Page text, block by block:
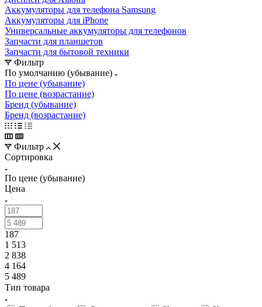
Запчасти для планшетов
Запчасти для бытовой техники
Фильтр
По умолчанию (убывание)
По цене (убывание)
По цене (возрастание)
Бренд (убывание)
Бренд (возрастание)
Фильтр
Сортировка
По цене (убывание)
Цена
187
1 513
2 838
4 164
5 489
Тип товара
Полка-барьер
верхнего балкона